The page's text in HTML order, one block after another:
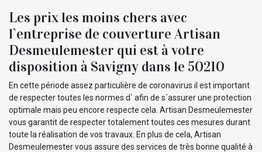
Les prix les moins chers avec
l`entreprise de couverture Artisan
Desmeulemester qui est à votre
disposition à Savigny dans le 50210
En cette période assez particulière de coronavirus il est important
de respecter toutes les normes d` afin de s`assurer une protection
optimale mais peu encore respecte cela. Artisan Desmeulemester
vous garantit de respecter totalement toutes ces mesures durant
toute la réalisation de vos travaux. En plus de cela, Artisan
Desmeulemester vous assure des services de très bonne qualité à